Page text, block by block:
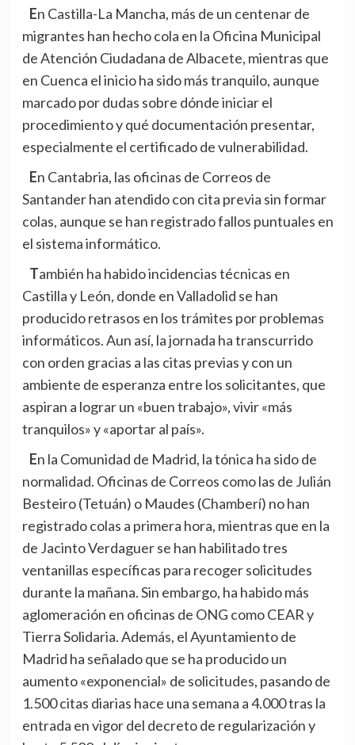
En Castilla-La Mancha, más de un centenar de
migrantes han hecho cola en la Oficina Municipal
de Atención Ciudadana de Albacete, mientras que
en Cuenca el inicio ha sido más tranquilo, aunque
marcado por dudas sobre dónde iniciar el
procedimiento y qué documentación presentar,
especialmente el certificado de vulnerabilidad.
En Cantabria, las oficinas de Correos de
Santander han atendido con cita previa sin formar
colas, aunque se han registrado fallos puntuales en
el sistema informático.
También ha habido incidencias técnicas en
Castilla y León, donde en Valladolid se han
producido retrasos en los trámites por problemas
informáticos. Aun así, la jornada ha transcurrido
con orden gracias a las citas previas y con un
ambiente de esperanza entre los solicitantes, que
aspiran a lograr un «buen trabajo», vivir «más
tranquilos» y «aportar al país».
En la Comunidad de Madrid, la tónica ha sido de
normalidad. Oficinas de Correos como las de Julián
Besteiro (Tetuán) o Maudes (Chamberí) no han
registrado colas a primera hora, mientras que en la
de Jacinto Verdaguer se han habilitado tres
ventanillas específicas para recoger solicitudes
durante la mañana. Sin embargo, ha habido más
aglomeración en oficinas de ONG como CEAR y
Tierra Solidaria. Además, el Ayuntamiento de
Madrid ha señalado que se ha producido un
aumento «exponencial» de solicitudes, pasando de
1.500 citas diarias hace una semana a 4.000 tras la
entrada en vigor del decreto de regularización y